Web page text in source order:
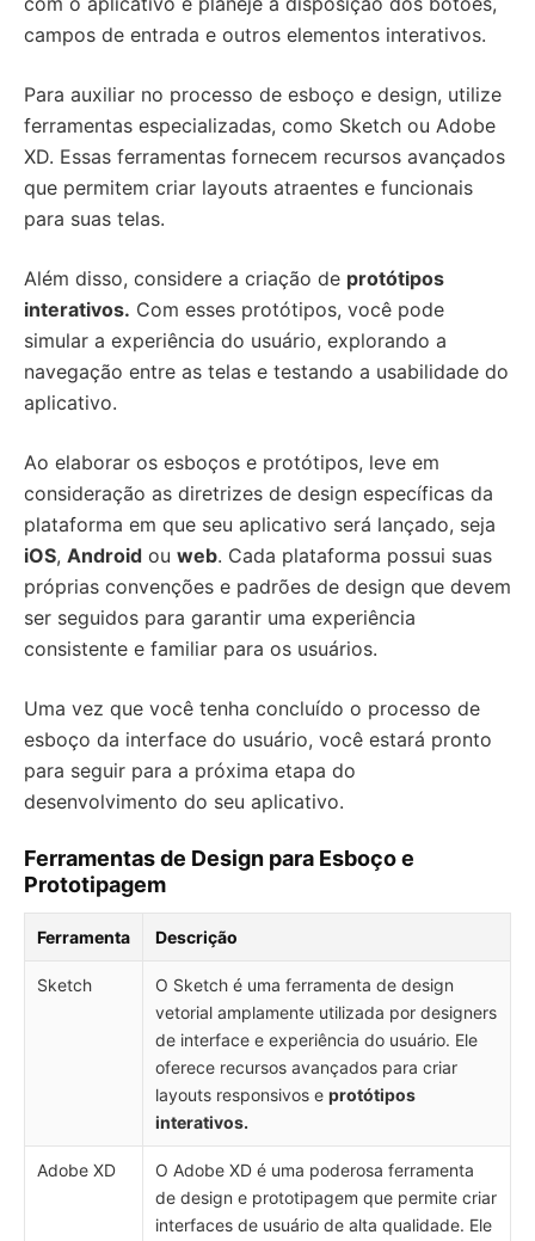
campos de entrada e outros elementos interativos.
Para auxiliar no processo de esboço e design, utilize
ferramentas especializadas, como Sketch ou Adobe
XD. Essas ferramentas fornecem recursos avançados
que permitem criar layouts atraentes e funcionais
para suas telas.
Além disso, considere a criação de protótipos
interativos. Com esses protótipos, você pode
simular a experiência do usuário, explorando a
navegação entre as telas e testando a usabilidade do
aplicativo.
Ao elaborar os esboços e protótipos, leve em
consideração as diretrizes de design específicas da
plataforma em que seu aplicativo será lançado, seja
iOS, Android ou web. Cada plataforma possui suas
próprias convenções e padrões de design que devem
ser seguidos para garantir uma experiência
consistente e familiar para os usuários.
Uma vez que você tenha concluído o processo de
esboço da interface do usuário, você estará pronto
para seguir para a próxima etapa do
desenvolvimento do seu aplicativo.
Ferramentas de Design para Esboço e
Prototipagem
Ferramenta Descrição
Sketch
O Sketch é uma ferramenta de design
vetorial amplamente utilizada por designers
de interface e experiência do usuário. Ele
oferece recursos avançados para criar
layouts responsivos e protótipos
interativos.
Adobe XD
O Adobe XD é uma poderosa ferramenta
de design e prototipagem que permite criar
interfaces de usuário de alta qualidade. Ele